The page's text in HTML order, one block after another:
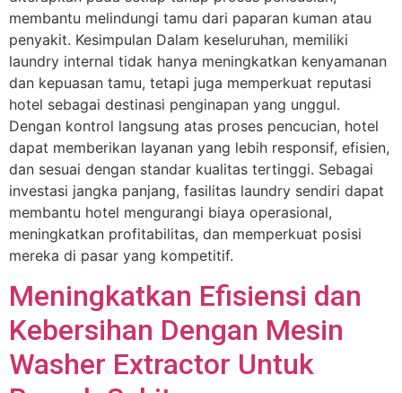
membantu melindungi tamu dari paparan kuman atau
penyakit. Kesimpulan Dalam keseluruhan, memiliki
laundry internal tidak hanya meningkatkan kenyamanan
dan kepuasan tamu, tetapi juga memperkuat reputasi
hotel sebagai destinasi penginapan yang unggul.
Dengan kontrol langsung atas proses pencucian, hotel
dapat memberikan layanan yang lebih responsif, efisien,
dan sesuai dengan standar kualitas tertinggi. Sebagai
investasi jangka panjang, fasilitas laundry sendiri dapat
membantu hotel mengurangi biaya operasional,
meningkatkan profitabilitas, dan memperkuat posisi
mereka di pasar yang kompetitif.
Meningkatkan Efisiensi dan
Kebersihan Dengan Mesin
Washer Extractor Untuk